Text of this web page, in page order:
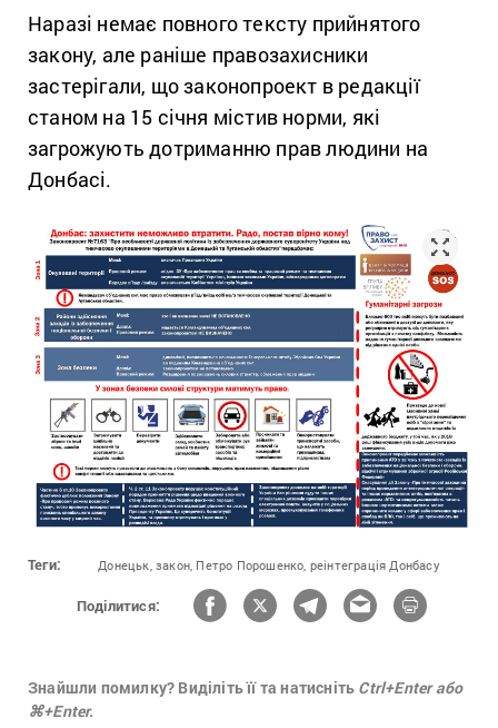
Наразі немає повного тексту прийнятого
закону, але раніше правозахисники
застерігали, що законопроект в редакції
станом на 15 січня містив норми, які
загрожують дотриманню прав людини на
Донбасі.
Теги: Донецьк, закон, Петро Порошенко, реінтеграція Донбасу
Поділитися:
Знайшли помилку? Виділіть її та натисніть Ctrl+Enter або
⌘+Enter.